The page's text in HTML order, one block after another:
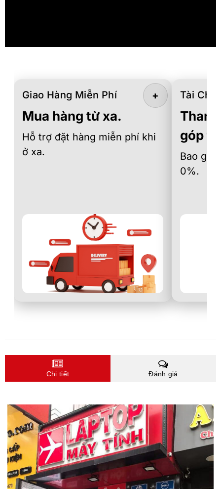
Giao Hàng Miễn Phí
Mua hàng từ xa.
Hỗ trợ đặt hàng miễn phí khi
ở xa.
+ Tài
góp
Bao
0%.
Chi tiết Đánh giá